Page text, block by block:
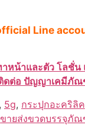
Line
หน้าและตัว โลชั่
ดต่อ ปัญญาเคมีภัณ
, 5g, กระปุกอะคริลิค
ขายส่งขวดบรรจุภั